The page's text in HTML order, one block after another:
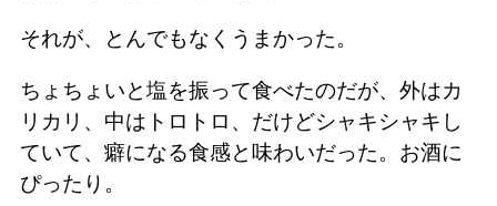
それが、とんでもなくうまかった。
ちょちょいと塩を振って食べたのだが、外はカ
リカリ、中はトロトロ、だけどシャキシャキし
ていて、癖になる食感と味わいだった。お酒に
ぴったり。